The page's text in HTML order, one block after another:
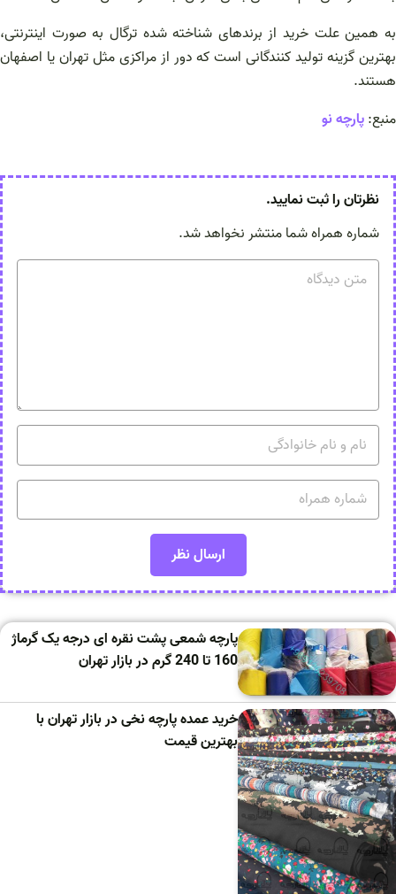
به همین علت خرید از برندهای شناخته شده ترگال به صورت اینترنتی،
بهترین گزینه تولید کنندگانی است که دور از مراکزی مثل تهران یا اصفهان
هستند.
منبع:پارچه نو
نظرتان را ثبت نمایید.
شماره همراه شما منتشر نخواهد شد.
پارچه شمعی پشت نقره ای درجه یک گرماژ
160 تا 240 گرم در بازار تهران
خرید عمده پارچه نخی در بازار تهران با
بهترین قیمت